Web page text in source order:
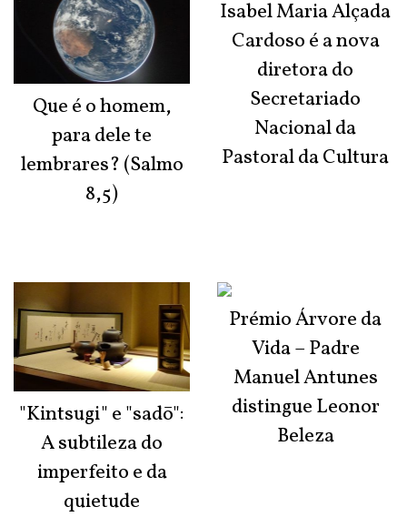
Que é o homem,
para dele te
lembrares? (Salmo
8,5)
"Kintsugi" e "sadō":
A subtileza do
imperfeito e da
quietude
Isabel Maria Alçada
Cardoso é a nova
diretora do
Secretariado
Nacional da
Pastoral da Cultura
Prémio Árvore da
Vida – Padre
Manuel Antunes
distingue Leonor
Beleza